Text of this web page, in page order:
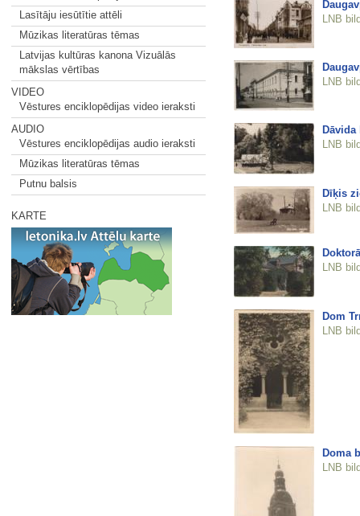
Lasītāju iesūtītie attēli
Mūzikas literatūras tēmas
Latvijas kultūras kanona Vizuālās
mākslas vērtības
VIDEO
Vēstures enciklopēdijas video ieraksti
AUDIO
Vēstures enciklopēdijas audio ieraksti
Mūzikas literatūras tēmas
Putnu balsis
KARTE
LNB
LNB
Dāvida
LNB
Dīķis
LNB
LNB
Dom
LNB
Doma
LNB